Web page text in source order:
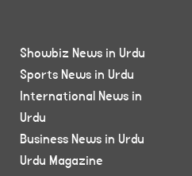
Showbiz News in Urdu
Sports News in Urdu
International News in
Urdu
Business News in Urdu
Urdu Magazine